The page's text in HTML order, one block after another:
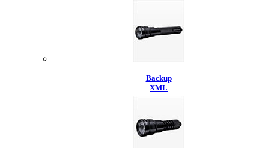
Backup
XML